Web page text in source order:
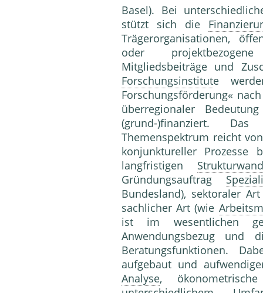
Basel). Bei
stützt sich die
Trägerorganisationen,
oder projektbezogene
Mitgliedsbeiträge und
Forschungsinstitute
Forschungsförderung«
überregionaler
(grund-)finanziert.
Themenspektrum reicht
konjunktureller
langfristigen
Gründungsauftrag
Bundesland), sektoraler
sachlicher Art (wie
ist im wesentlichen
Anwendungsbezug und
Beratungsfunktionen.
aufgebaut und
Analyse,